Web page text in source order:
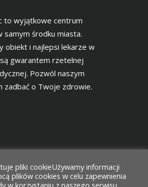
to wyjątkowe centrum
samym środku miasta.
obiekt i najlepsi lekarze w
gwarantem rzetelnej
Pozwól naszym
zadbać o Twoje zdrowie.
pliki cookieUżywamy informacji
plików cookies w celu zapewnienia
w korzystaniu z naszego serwisu.